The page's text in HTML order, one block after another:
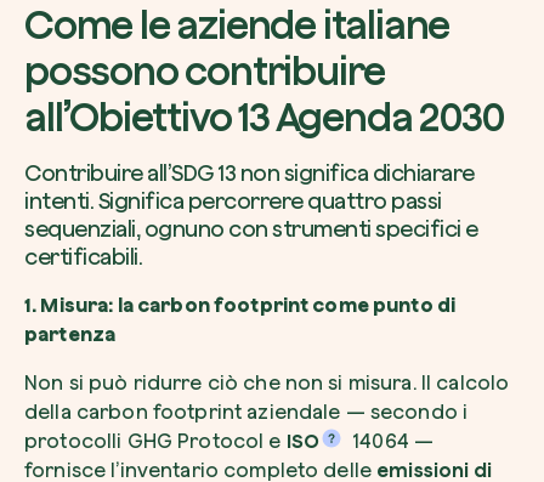
Come le aziende italiane
possono contribuire
all’Obiettivo 13 Agenda 2030
Contribuire all’SDG 13 non significa dichiarare
intenti. Significa percorrere quattro passi
sequenziali, ognuno con strumenti specifici e
certificabili.
1. Misura: la carbon footprint come punto di
partenza
Non si può ridurre ciò che non si misura. Il calcolo
della carbon footprint aziendale — secondo i
protocolli GHG Protocol e ISO
14064 —
fornisce l’inventario completo delle emissioni di